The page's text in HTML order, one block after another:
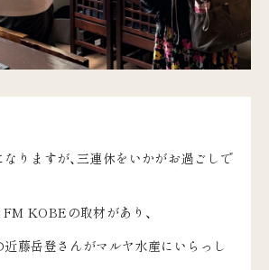
りますが、三連休をいかがお過ごしで
KOBEの取材があり、
藤岳登さんがマルヤ水産にいらっし